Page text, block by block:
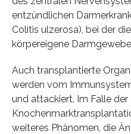
entzündlichen
Colitis ulzerosa), bei der
körpereigene
Auch transplantierte
werden vom
und attackiert. Im Falle der
weiteres Phänomen, die